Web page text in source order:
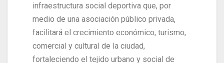
infraestructura social deportiva que, por
medio de una asociación público privada,
facilitará el crecimiento económico, turismo,
comercial y cultural de la ciudad,
fortaleciendo el tejido urbano y social de